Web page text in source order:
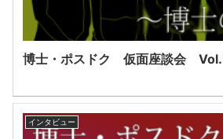
博士・ポスドク 仮面座談会
インタビュー